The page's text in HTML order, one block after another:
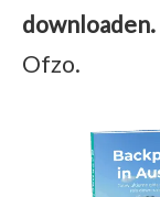
downloaden.
Ofzo.